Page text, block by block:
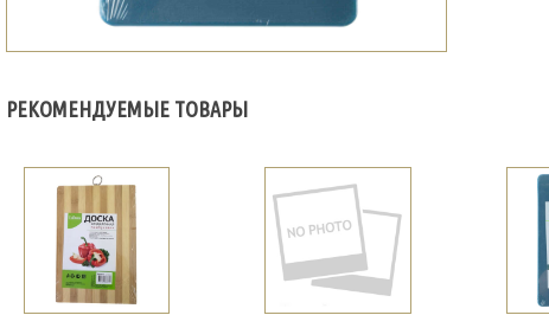
РЕКОМЕНДУЕМЫЕ ТОВАРЫ